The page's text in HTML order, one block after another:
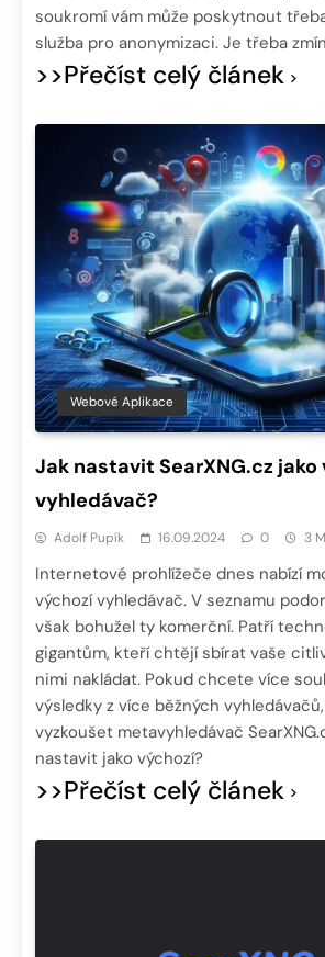
soukromí vám může poskytnout
služba pro anonymizaci. Je třeba
>>Přečíst celý článek
Webové Aplikace
Jak nastavit SearXNG.cz jako
vyhledávač?
Adolf Pupík 16.09.2024 0 3
Internetové prohlížeče dnes nabízí
výchozí vyhledávač. V seznamu
však bohužel ty komerční. Patří
gigantům, kteří chtějí sbírat vaše
nimi nakládat. Pokud chcete více
výsledky z více běžných
vyzkoušet metavyhledávač
nastavit jako výchozí?
>>Přečíst celý článek